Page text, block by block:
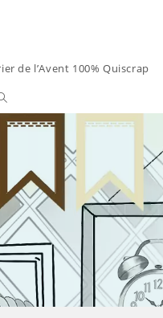
de l’Avent 100% Quiscrap
website